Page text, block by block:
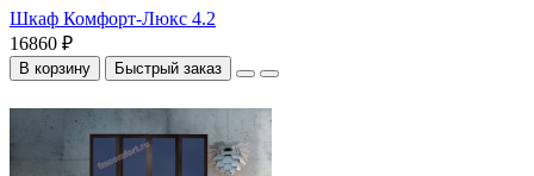
Шкаф Комфорт-Люкс 4.2
16860 ₽
В корзину Быстрый заказ